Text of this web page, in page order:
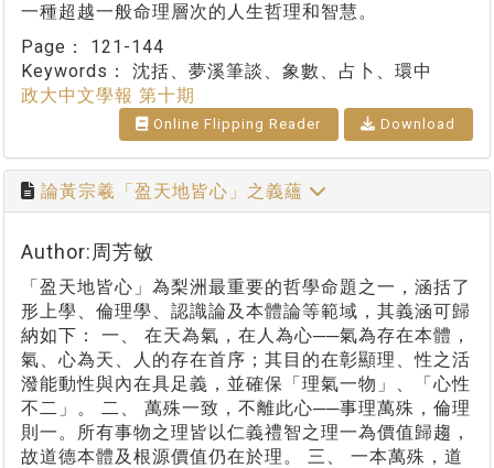
一種超越一般命理層次的人生哲理和智慧。
Page： 121-144
Keywords： 沈括、夢溪筆談、象數、占卜、環中
政大中文學報 第十期
Online Flipping Reader Download
論黃宗羲「盈天地皆心」之義蘊
Author:周芳敏
「盈天地皆心」為梨洲最重要的哲學命題之一，涵括了
形上學、倫理學、認識論及本體論等範域，其義涵可歸
納如下： 一、 在天為氣，在人為心──氣為存在本體，
氣、心為天、人的存在首序；其目的在彰顯理、性之活
潑能動性與內在具足義，並確保「理氣一物」、「心性
不二」。 二、 萬殊一致，不離此心──事理萬殊，倫理
則一。所有事物之理皆以仁義禮智之理一為價值歸趨，
故道德本體及根源價值仍在於理。 三、 一本萬殊，道